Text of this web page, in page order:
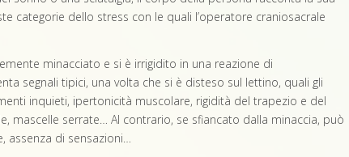
categorie dello stress con le quali l’operatore craniosacrale
minacciato e si è irrigidito in una reazione di
segnali tipici, una volta che si è disteso sul lettino, quali gli
inquieti, ipertonicità muscolare, rigidità del trapezio e del
mascelle serrate… Al contrario, se sfiancato dalla minaccia, può
di sensazioni…